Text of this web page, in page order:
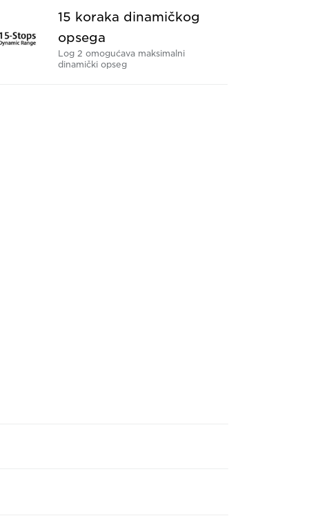
15 koraka dinamičkog
opsega
Log 2 omogućava maksimalni
dinamički opseg